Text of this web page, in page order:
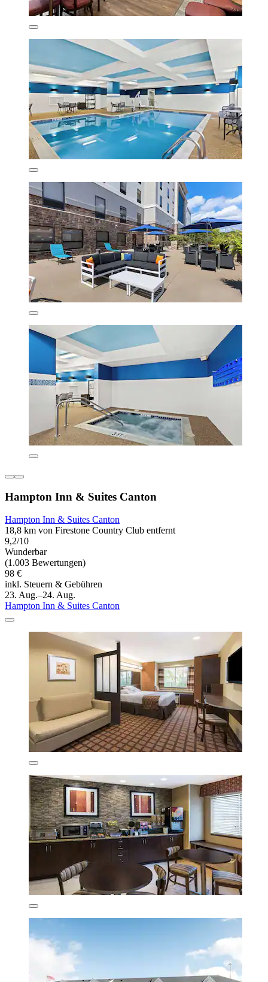
Hampton Inn & Suites Canton
Hampton Inn & Suites Canton
18,8 km von Firestone Country Club entfernt
9,2/10
Wunderbar
(1.003 Bewertungen)
98 €
inkl. Steuern & Gebühren
23. Aug.–24. Aug.
Hampton Inn & Suites Canton